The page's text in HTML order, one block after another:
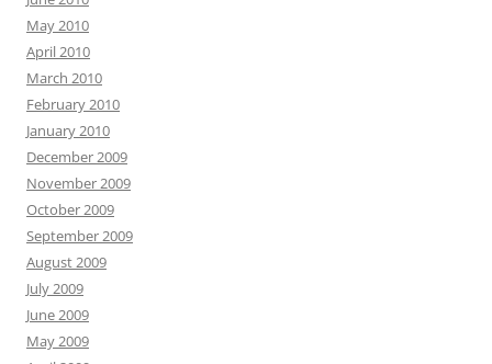
May 2010
April 2010
March 2010
February 2010
January 2010
December 2009
November 2009
October 2009
September 2009
August 2009
July 2009
June 2009
May 2009